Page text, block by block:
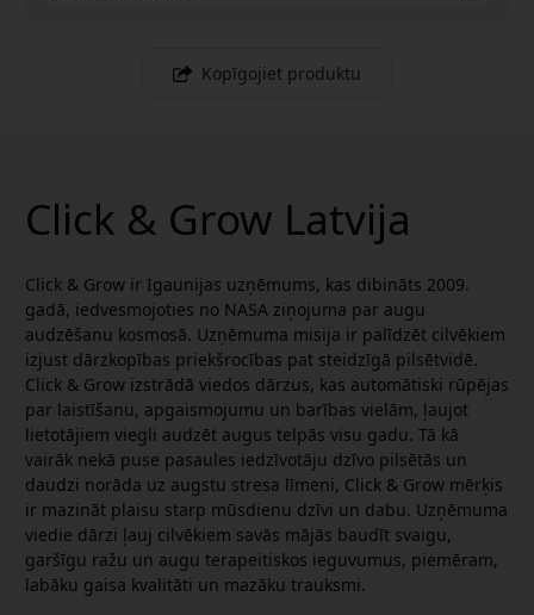
Kopīgojiet produktu
Click & Grow Latvija
Click & Grow ir Igaunijas uzņēmums, kas dibināts 2009.
gadā, iedvesmojoties no NASA ziņojuma par augu
audzēšanu kosmosā. Uzņēmuma misija ir palīdzēt cilvēkiem
izjust dārzkopības priekšrocības pat steidzīgā pilsētvidē.
Click & Grow izstrādā viedos dārzus, kas automātiski rūpējas
par laistīšanu, apgaismojumu un barības vielām, ļaujot
lietotājiem viegli audzēt augus telpās visu gadu. Tā kā
vairāk nekā puse pasaules iedzīvotāju dzīvo pilsētās un
daudzi norāda uz augstu stresa līmeni, Click & Grow mērķis
ir mazināt plaisu starp mūsdienu dzīvi un dabu. Uzņēmuma
viedie dārzi ļauj cilvēkiem savās mājās baudīt svaigu,
garšīgu ražu un augu terapeitiskos ieguvumus, piemēram,
labāku gaisa kvalitāti un mazāku trauksmi.